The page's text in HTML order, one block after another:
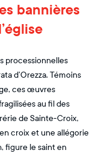
bannières
processionnelles
d’Orezza. Témoins
ces œuvres
au fil des
de Sainte-Croix,
croix et une allégorie
figure le saint en